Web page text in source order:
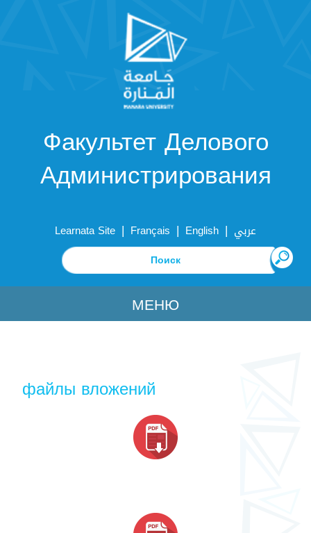
Факультет Делового
Администрирования
Learnata Site | Français | English | عربي
МЕНЮ
файлы вложений